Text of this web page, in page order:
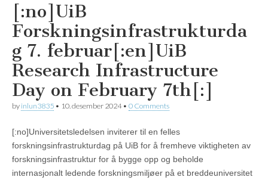
[:no]UiB
Forskningsinfrastrukturda
g 7. februar[:en]UiB
Research Infrastructure
Day on February 7th[:]
by inlun3835 • 10. desember 2024• 0 Comments
[:no]Universitetsledelsen inviterer til en felles
forskningsinfrastrukturdag på UiB for å fremheve viktigheten av
forskningsinfrastruktur for å bygge opp og beholde
internasjonalt ledende forskningsmiljøer på et breddeuniversitet